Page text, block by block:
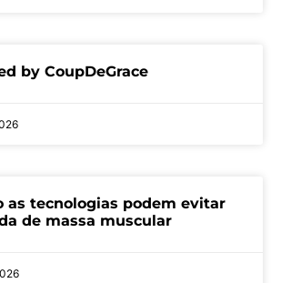
by CoupDeGrace
as tecnologias podem evitar
de massa muscular